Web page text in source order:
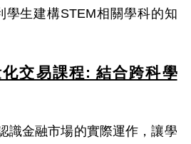
學生建構STEM相關學科的知
交易課程: 結合跨科學
識金融市場的實際運作，讓學